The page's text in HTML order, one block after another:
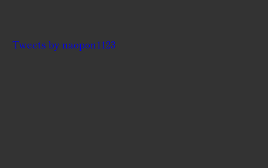
Tweets by naopon1123